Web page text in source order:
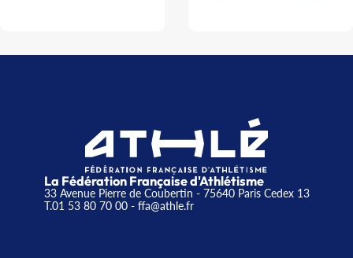
La Fédération Française d'Athlétisme
33 Avenue Pierre de Coubertin - 75640 Paris Cedex 13
T.01 53 80 70 00- ffa@athle.fr